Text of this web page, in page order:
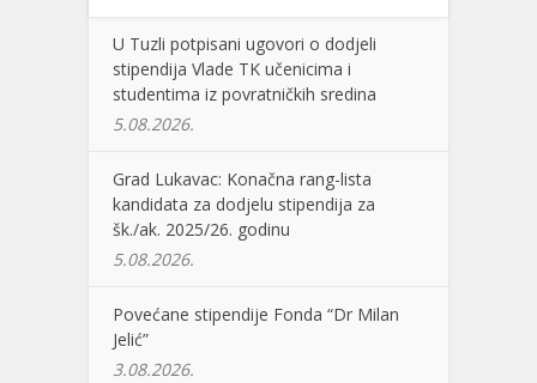
U Tuzli potpisani ugovori o dodjeli
stipendija Vlade TK učenicima i
studentima iz povratničkih sredina
5.08.2026.
Grad Lukavac: Konačna rang-lista
kandidata za dodjelu stipendija za
šk./ak. 2025/26. godinu
5.08.2026.
Povećane stipendije Fonda “Dr Milan
Jelić”
3.08.2026.